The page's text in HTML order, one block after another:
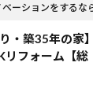
ョンをするなら LIXILリフ
・築35年の家】
リフォーム【総